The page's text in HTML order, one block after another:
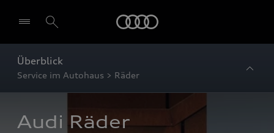
Überblick
Service im Autohaus > Räder
Audi Räder